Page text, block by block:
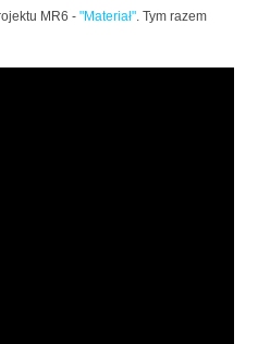
MR6 - "Materiał". Tym razem